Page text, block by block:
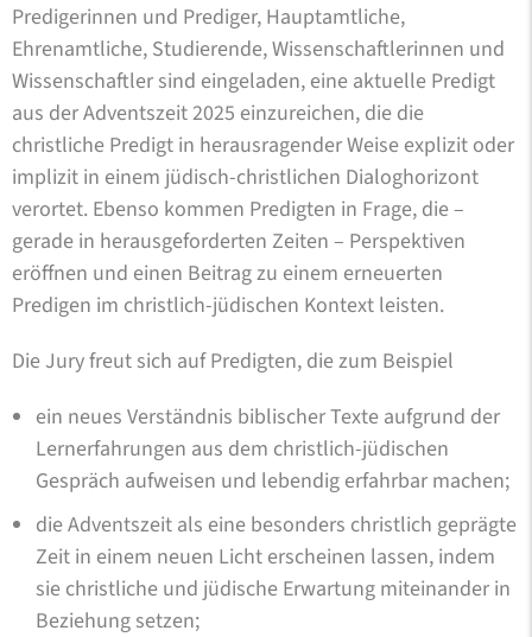
Predigerinnen und Prediger, Hauptamtliche,
Ehrenamtliche, Studierende, Wissenschaftlerinnen und
Wissenschaftler sind eingeladen, eine aktuelle Predigt
aus der Adventszeit 2025 einzureichen, die die
christliche Predigt in herausragender Weise explizit oder
implizit in einem jüdisch-christlichen Dialoghorizont
verortet. Ebenso kommen Predigten in Frage, die –
gerade in herausgeforderten Zeiten – Perspektiven
eröffnen und einen Beitrag zu einem erneuerten
Predigen im christlich-jüdischen Kontext leisten.
Die Jury freut sich auf Predigten, die zum Beispiel
ein neues Verständnis biblischer Texte aufgrund der
Lernerfahrungen aus dem christlich-jüdischen
Gespräch aufweisen und lebendig erfahrbar machen;
die Adventszeit als eine besonders christlich geprägte
Zeit in einem neuen Licht erscheinen lassen, indem
sie christliche und jüdische Erwartung miteinander in
Beziehung setzen;